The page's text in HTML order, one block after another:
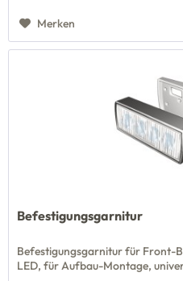
Merken
Befestigungsgarnitur
Befestigungsgarnitur für Front-
LED, für Aufbau-Montage,